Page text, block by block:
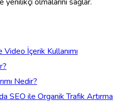
İçerik Kullanımı
Nedir?
SEO ile Organik Trafik Artırma